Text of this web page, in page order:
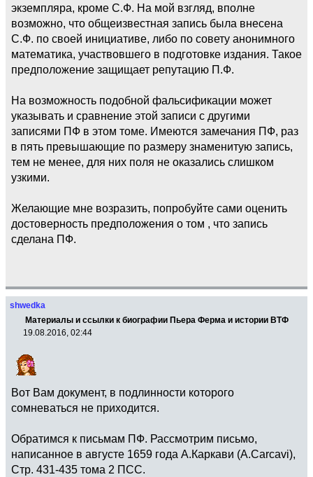
экземпляра, кроме С.Ф. На мой взгляд, вполне
возможно, что общеизвестная запись была внесена
С.Ф. по своей инициативе, либо по совету анонимного
математика, участвовшего в подготовке издания. Такое
предположение защищает репутацию П.Ф.
На возможность подобной фальсификации может
указывать и сравнение этой записи с другими
записями ПФ в этом томе. Имеются замечания ПФ, раз
в пять превышающие по размеру знаменитую запись,
тем не менее, для них поля не оказались слишком
узкими.
Желающие мне возразить, попробуйте сами оценить
достоверность предположения о том , что запись
сделана ПФ.
shwedka
Материалы и ссылки к биографии Пьера Ферма и истории ВТФ
19.08.2016, 02:44
Вот Вам документ, в подлинности которого
сомневаться не приходится.
Обратимся к письмам ПФ. Рассмотрим письмо,
написанное в августе 1659 года А.Каркави (A.Carcavi),
Стр. 431-435 тома 2 ПСС.